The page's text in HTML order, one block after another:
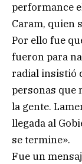
performance
Caram, quien
Por ello fue
fueron para
radial insistió
personas que
la gente.
llegada al
se termine».
Fue un